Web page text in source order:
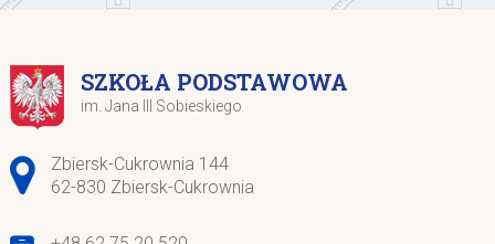
SZKOŁA PODSTAWOWA
im. Jana III Sobieskiego
Adres pocztowy:
Zbiersk-Cukrownia 144
62-830 Zbiersk-Cukrownia